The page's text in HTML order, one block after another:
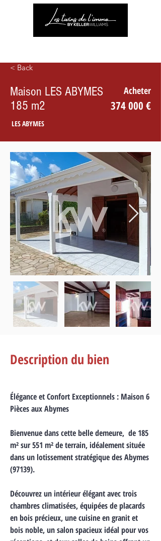
< Back
Maison LES ABYMES
185 m2
Acheter
374 000 €
LES ABYMES
Description du bien
Élégance et Confort Exceptionnels : Maison 6
Pièces aux Abymes
Bienvenue dans cette belle demeure,  de 185
m² sur 551 m² de terrain, idéalement située
dans un lotissement stratégique des Abymes
(97139).
Découvrez un intérieur élégant avec trois
chambres climatisées, équipées de placards
en bois précieux, une cuisine en granit et
bois noble, un salon spacieux idéal pour vos